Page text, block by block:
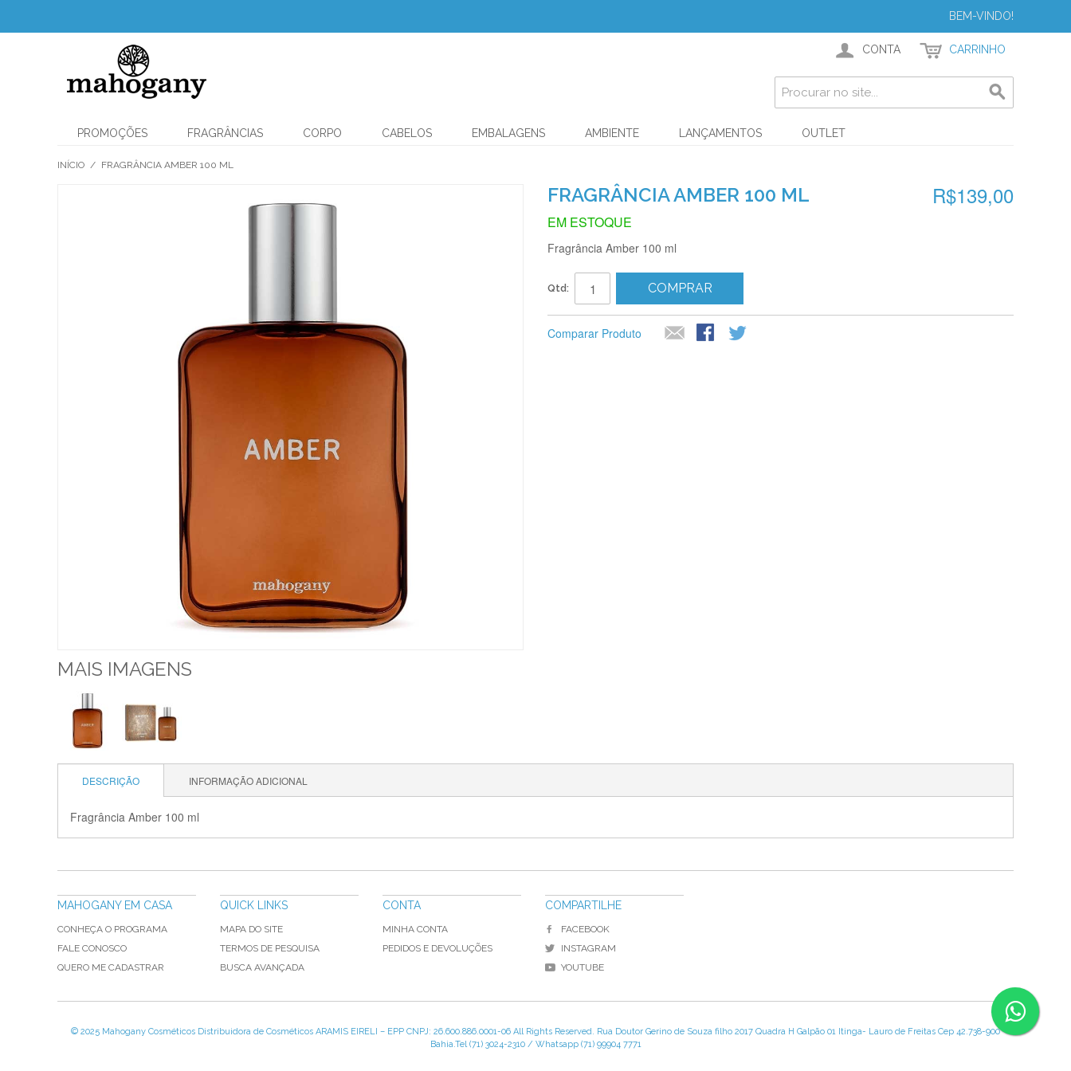
BEM-VINDO!
CONTA CARRINHO
PROMOÇÕES FRAGRÂNCIAS CORPO CABELOS EMBALAGENS AMBIENTE LANÇAMENTOS OUTLET
INÍCIO / FRAGRÂNCIA AMBER 100 ML
MAIS IMAGENS
FRAGRÂNCIA AMBER 100 ML R$139,00
EM ESTOQUE
Fragrância Amber 100 ml
Qtd: COMPRAR
Comparar Produto
DESCRIÇÃO INFORMAÇÃO ADICIONAL
Fragrância Amber 100 ml
MAHOGANY EM CASA
CONHEÇA O PROGRAMA
FALE CONOSCO
QUERO ME CADASTRAR
QUICK LINKS
MAPA DO SITE
TERMOS DE PESQUISA
BUSCA AVANÇADA
CONTA
MINHA CONTA
PEDIDOS E DEVOLUÇÕES
COMPARTILHE
FACEBOOK
INSTAGRAM
YOUTUBE
© 2025 Mahogany Cosméticos Distribuidora de Cosméticos ARAMIS EIRELI – EPP CNPJ: 26.600.886.0001-06 All Rights Reserved. Rua Doutor Gerino de Souza filho 2017 Quadra H Galpão 01 Itinga- Lauro de Freitas Cep 42.738-900
Bahia.Tel (71) 3024-2310 / Whatsapp (71) 99904 7771